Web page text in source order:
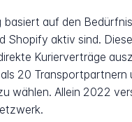
basiert auf den
Shopify aktiv sind.
Kurierverträge
20
wählen. Allein 2022